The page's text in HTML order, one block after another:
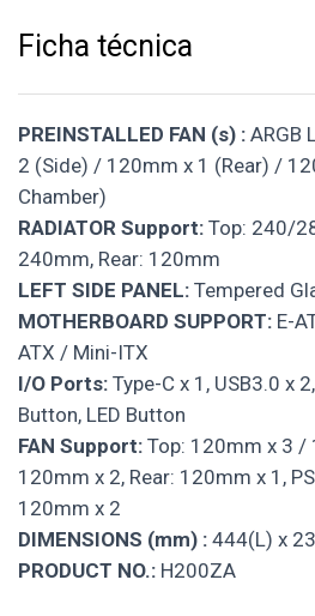
Ficha técnica
PREINSTALLED FAN (s) : ARGB
2 (Side) / 120mm x 1 (Rear) /
Chamber)
RADIATOR Support: Top: 240/
240mm, Rear: 120mm
LEFT SIDE PANEL: Tempered
MOTHERBOARD SUPPORT: E-
ATX / Mini-ITX
I/O Ports: Type-C x 1, USB3.0 x
Button, LED Button
FAN Support: Top: 120mm x 3 /
120mm x 2, Rear: 120mm x 1,
120mm x 2
DIMENSIONS (mm) : 444(L) x
PRODUCT NO.: H200ZA